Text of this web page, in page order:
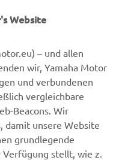
- Katalonien, Spanien
15. Dezember 2020 für
R3 bLU cRU
siehier klickt.
Website
– und allen
wir, Yamaha Motor
und verbundenen
vergleichbare
Beacons. Wir
damit unsere Website
grundlegende
stellt, wie z.